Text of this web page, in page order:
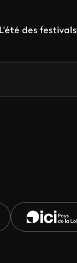
L'été des festivals